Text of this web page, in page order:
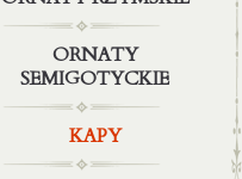
ORNATY
SEMIGOTYCKIE
KAPY